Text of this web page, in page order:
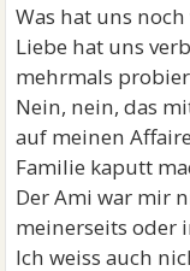
Was hat uns
Liebe hat uns
mehrmals
Nein, nein, das
auf meinen
Familie kaputt
Der Ami war mir
meinerseits oder
Ich weiss auch